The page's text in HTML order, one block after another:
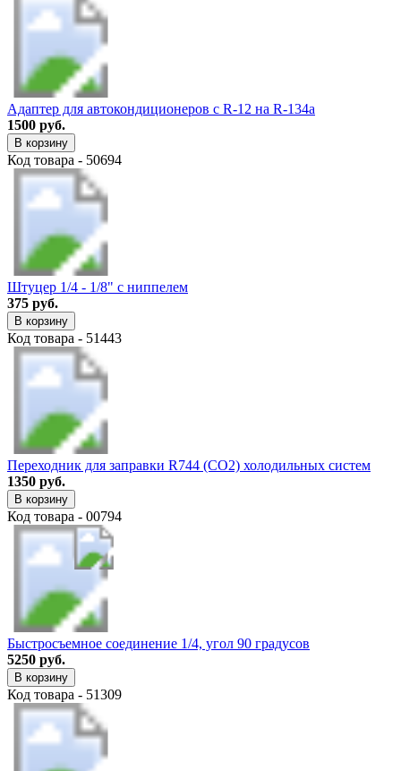
Адаптер для автокондиционеров с R-12 на R-134a
1500 руб.
В корзину
Код товара - 50694
Штуцер 1/4 - 1/8" с ниппелем
375 руб.
В корзину
Код товара - 51443
Переходник для заправки R744 (CO2) холодильных систем
1350 руб.
В корзину
Код товара - 00794
Быстросъемное соединение 1/4, угол 90 градусов
5250 руб.
В корзину
Код товара - 51309